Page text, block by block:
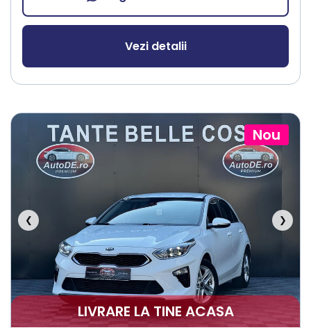
Vezi detalii
Nou
❮ ❯
LIVRARE LA TINE ACASA